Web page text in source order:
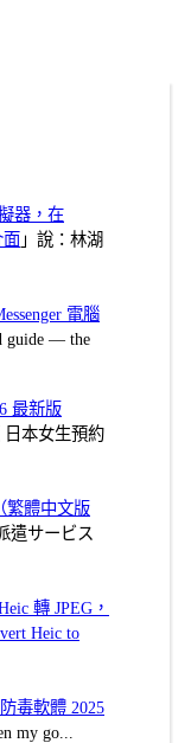
器，在
面 」說：林湖
電腦
guide — the
最新版
日本女生預約
繁體中文版
遣サービス
轉 JPEG，
Heic to
毒軟體 2025
my go...